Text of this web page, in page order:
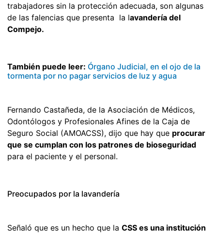
trabajadores sin la protección adecuada, son algunas
de las falencias que presenta la lavandería del
Compejo.
También puede leer: Órgano Judicial, en el ojo de la
tormenta por no pagar servicios de luz y agua
Fernando Castañeda, de la Asociación de Médicos,
Odontólogos y Profesionales Afines de la Caja de
Seguro Social (AMOACSS), dijo que hay que procurar
que se cumplan con los patrones de bioseguridad
para el paciente y el personal.
Preocupados por la lavandería
Señaló que es un hecho que la CSS es una institución